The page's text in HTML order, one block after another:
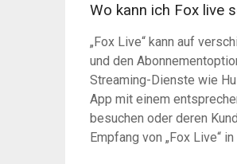
Wo kann ich Fox live
„Fox Live“ kann auf
und den
Streaming-Dienste wie
App mit einem
besuchen oder deren
Empfang von „Fox Live“